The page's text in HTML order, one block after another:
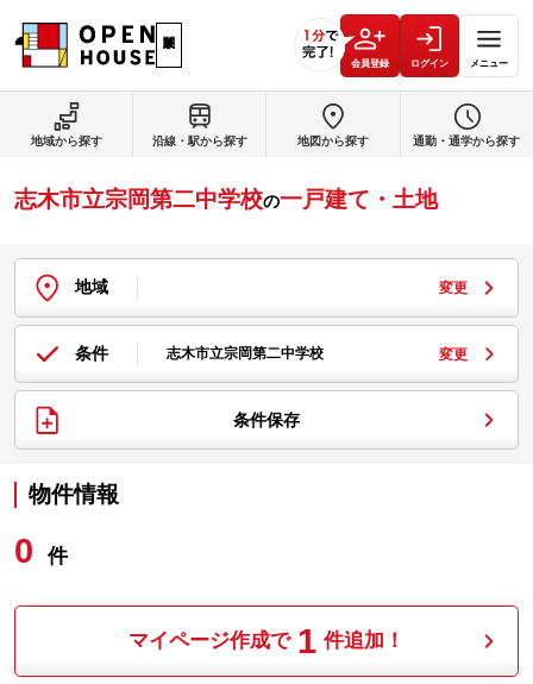
会員登録 ログイン メニュー
志木市立宗岡第二中学校の一戸建て・土地
地域 変更
条件 志木市立宗岡第二中学校 変更
条件保存
物件情報
0 件
マイページ作成で 1 件追加！
地域から探す 沿線・駅から探す 地図から探す 通勤・通学から探す